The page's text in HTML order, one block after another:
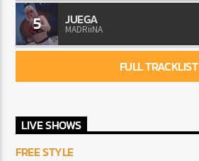
5 JUEGA
MADRiiNA
FULL TRACKLIST
LIVE SHOWS
FREE STYLE